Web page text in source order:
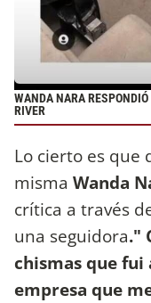
WANDA NARA
RIVER
Lo cierto es que
misma Wanda
crítica a través
una seguidora."
chismas que
empresa que